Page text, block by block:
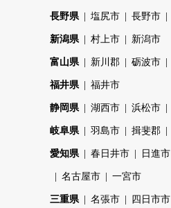
長野県 塩尻市 長野市
新潟県 村上市 新潟市
富山県 新川郡 砺波市
福井県 福井市
静岡県 湖西市 浜松市
岐阜県 羽島市 揖斐郡
愛知県 春日井市 日進市
名古屋市 一宮市
三重県 名張市 四日市市